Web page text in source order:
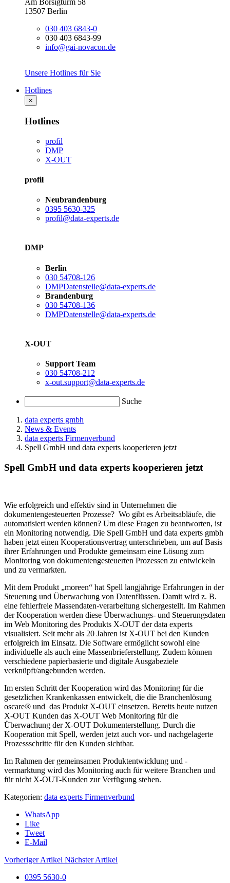
Am Borsigturm 58
13507 Berlin
030 403 6843-0
030 403 6843-99
info@gai-novacon.de
Unsere Hotlines für Sie
Hotlines
×
Hotlines
profil
DMP
X-OUT
profil
Neubrandenburg
0395 5630-325
profil@data-experts.de
DMP
Berlin
030 54708-126
DMPDatenstelle@data-experts.de
Brandenburg
030 54708-136
DMPDatenstelle@data-experts.de
X-OUT
Support Team
030 54708-212
x-out.support@data-experts.de
Suche
data experts gmbh
News & Events
data experts Firmenverbund
Spell GmbH und data experts kooperieren jetzt
Spell GmbH und data experts kooperieren jetzt
Wie erfolgreich und effektiv sind in Unternehmen die
dokumentengesteuerten Prozesse? Wo gibt es Arbeitsabläufe, die
automatisiert werden können? Um diese Fragen zu beantworten, ist
ein Monitoring notwendig. Die Spell GmbH und data experts gmbh
haben jetzt einen Kooperationsvertrag unterschrieben, um auf Basis
ihrer Erfahrungen und Produkte gemeinsam eine Lösung zum
Monitoring von dokumentengesteuerten Prozessen zu entwickeln
und zu vermarkten.
Mit dem Produkt „moreen“ hat Spell langjährige Erfahrungen in der
Steuerung und Überwachung von Datenflüssen. Damit wird z. B.
eine fehlerfreie Massendaten-verarbeitung sichergestellt. Im Rahmen
der Kooperation werden diese Überwachungs- und Steuerungsdaten
im Web Monitoring des Produkts X-OUT der data experts
visualisiert. Seit mehr als 20 Jahren ist X-OUT bei den Kunden
erfolgreich im Einsatz. Die Software ermöglicht sowohl eine
individuelle als auch eine Massenbrieferstellung. Zudem können
verschiedene papierbasierte und digitale Ausgabeziele
verknüpft/angebunden werden.
Im ersten Schritt der Kooperation wird das Monitoring für die
gesetzlichen Krankenkassen entwickelt, die die Branchenlösung
oscare® und das Produkt X-OUT einsetzen. Bereits heute nutzen
X-OUT Kunden das X-OUT Web Monitoring für die
Überwachung der X-OUT Dokumenterstellung. Durch die
Kooperation mit Spell, werden jetzt auch vor- und nachgelagerte
Prozessschritte für den Kunden sichtbar.
Im Rahmen der gemeinsamen Produktentwicklung und -
vermarktung wird das Monitoring auch für weitere Branchen und
für nicht X-OUT-Kunden zur Verfügung stehen.
Kategorien: data experts Firmenverbund
WhatsApp
Like
Tweet
E-Mail
Vorheriger Artikel Nächster Artikel
0395 5630-0